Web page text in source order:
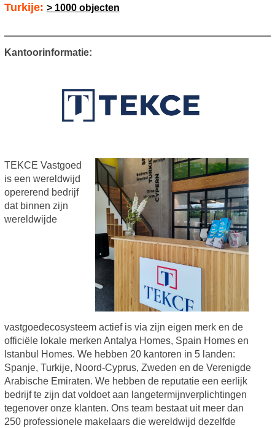
Turkije: > 1000 objecten
Kantoorinformatie:
TEKCE Vastgoed
is een wereldwijd
opererend bedrijf
dat binnen zijn
wereldwijde
vastgoedecosysteem actief is via zijn eigen merk en de
officiële lokale merken Antalya Homes, Spain Homes en
Istanbul Homes. We hebben 20 kantoren in 5 landen:
Spanje, Turkije, Noord-Cyprus, Zweden en de Verenigde
Arabische Emiraten. We hebben de reputatie een eerlijk
bedrijf te zijn dat voldoet aan langetermijnverplichtingen
tegenover onze klanten. Ons team bestaat uit meer dan
250 professionele makelaars die wereldwijd dezelfde